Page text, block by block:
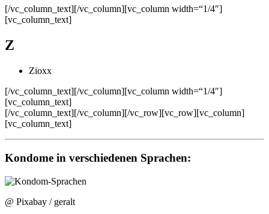
[/vc_column_text][/vc_column][vc_column width=“1/4″]
[vc_column_text]
Z
Zioxx
[/vc_column_text][/vc_column][vc_column width=“1/4″]
[vc_column_text]
[/vc_column_text][/vc_column][/vc_row][vc_row][vc_column]
[vc_column_text]
Kondome in verschiedenen Sprachen:
@ Pixabay / geralt